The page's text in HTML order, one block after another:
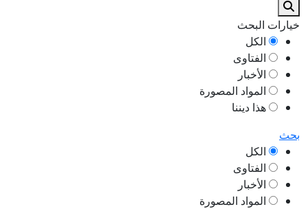
خيارات البحث
الكل
الفتاوى
الأخبار
المواد المصورة
هذا ديننا
بحث
الكل
الفتاوى
الأخبار
المواد المصورة